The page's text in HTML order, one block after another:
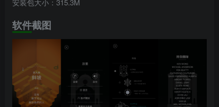
安装包大小：315.3M
软件截图